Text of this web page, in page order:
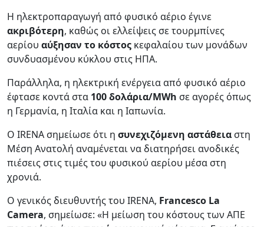
Η ηλεκτροπαραγωγή από φυσικό αέριο έγινε
ακριβότερη, καθώς οι ελλείψεις σε τουρμπίνες
αερίου αύξησαν το κόστος κεφαλαίου των μονάδων
συνδυασμένου κύκλου στις ΗΠΑ.
Παράλληλα, η ηλεκτρική ενέργεια από φυσικό αέριο
έφτασε κοντά στα 100 δολάρια/MWh σε αγορές όπως
η Γερμανία, η Ιταλία και η Ιαπωνία.
Ο IRENA σημείωσε ότι η συνεχιζόμενη αστάθεια στη
Μέση Ανατολή αναμένεται να διατηρήσει ανοδικές
πιέσεις στις τιμές του φυσικού αερίου μέσα στη
χρονιά.
Ο γενικός διευθυντής του IRENA, Francesco La
Camera, σημείωσε: «Η μείωση του κόστους των ΑΠΕ